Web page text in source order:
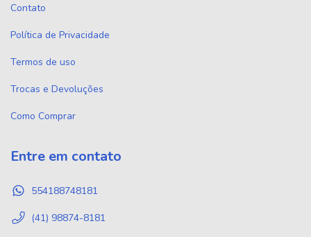
Contato
Política de Privacidade
Termos de uso
Trocas e Devoluções
Como Comprar
Entre em contato
554188748181
(41) 98874-8181